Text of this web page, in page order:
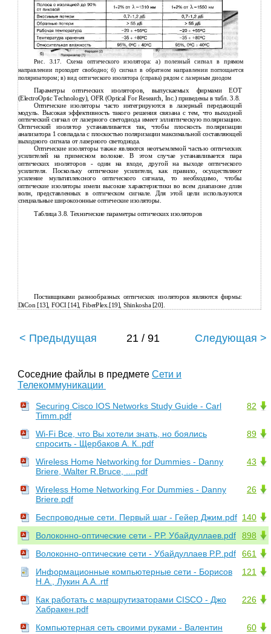
Рис. 3.17. Схема оптического изолятора: а) полезный сигнал в прямом
направлении проходит свободно; б) сигнал в обратном направлении поглощается
поляризатором; в) вид оптического изолятора (справа) рядом с лазерным диодом
Параметры оптических изоляторов, выпускаемых фирмами EOT
(ElectroOptic Technology), OFR (Optical For Research, Inc.) приведены в табл. 3.8.
Оптические изоляторы часто интегрируются в лазерный передающий
модуль. Высокая эффективность такого решения связана с тем, что выходной
оптический сигнал от лазерного светодиода имеет эллиптическую поляризацию.
Оптический изолятор устанавливается так, чтобы плоскость поляризации
анализатора 1 совпадала с плоскостью поляризации максимальной составляющей
выходного сигнала от лазерного светодиода.
Оптические изоляторы также являются неотъемлемой частью оптических
усилителей на примесном волокне. В этом случае устанавливается пара
оптических изоляторов - один на входе, другой на выходе оптического
усилителя. Поскольку оптические усилители, как правило, осуществляют
усиление мультиплексного оптического сигнала, то необходимо, чтобы
оптические изоляторы имели высокие характеристики во всем диапазоне длин
волн, представленных в оптическом сигнале. Для этой цели используются
специальные широкозонные оптические изоляторы.
Таблица 3.8. Технические параметры оптических изоляторов
Поставщиками разнообразных оптических изоляторов являются фирмы:
DiCon [13], FOCI [14], FiberPlex.[19], Shinkosha [20].
< Предыдущая 21 / 91 Следующая >
Соседние файлы в предмете Сети и
Телекоммуникации
82
Securing Cisco IOS Networks Study Guide - Carl
Timm.pdf
89
Wi-Fi Все, что Вы хотели знать, но боялись
спросить - Щербаков А. К..pdf
43
Wireless Home Networking for Dummies - Danny
Briere, Walter R.Bruce, ....pdf
26
Wireless Home Networking For Dummies - Danny
Briere.pdf
140
Беспроводные сети. Первый шаг - Гейер Джим.pdf
898
Волоконно-оптические сети - Р.Р. Убайдуллаев.pdf
661
Волоконно-оптические сети - Убайдуллаев Р.Р..pdf
121
Информационные компьютерные сети - Борисов
Н.А., Лукин А.А..rtf
226
Как работать с маршрутизаторами CISCO - Джо
Хабракен.pdf
60
Компьютерная сеть своими руками - Валентин